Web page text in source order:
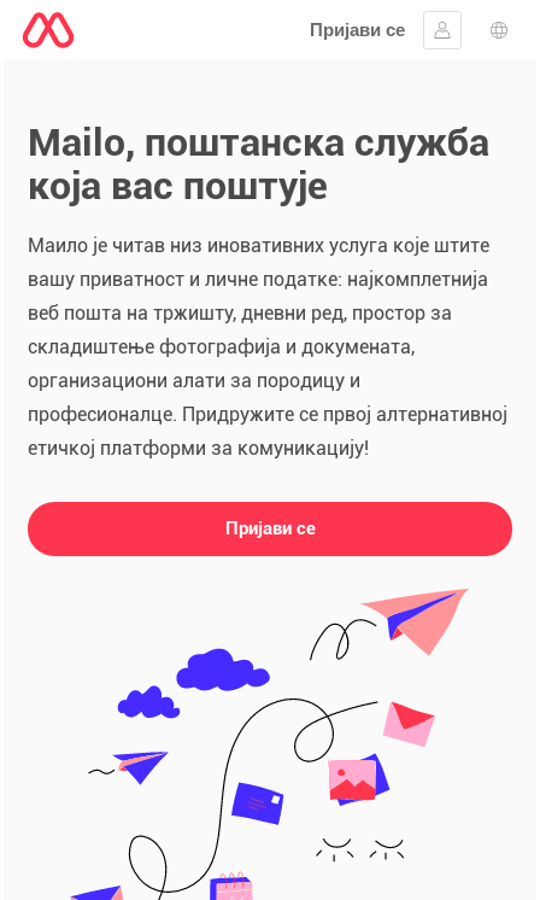
Пријави се
Пријавите
Mailo, поштанска служба
која вас поштује
Маило је читав низ иновативних услуга које штите
вашу приватност и личне податке: најкомплетнија
веб пошта на тржишту, дневни ред, простор за
складиштење фотографија и докумената,
организациони алати за породицу и
професионалце. Придружите се првој алтернативној
етичкој платформи за комуникацију!
Пријави се